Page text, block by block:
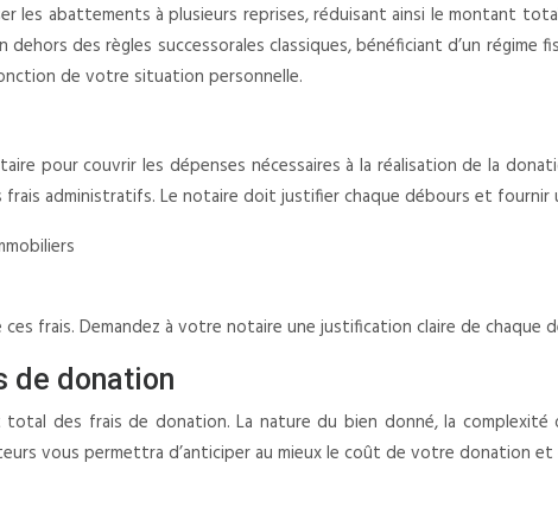
les abattements à plusieurs reprises, réduisant ainsi le montant
des règles successorales classiques, bénéficiant d’un
de votre situation personnelle.
pour couvrir les dépenses nécessaires à la réalisation de la
frais administratifs. Le notaire doit justifier chaque débours et
frais. Demandez à votre notaire une justification claire de chaque
de donation
des frais de donation. La nature du bien donné, la
vous permettra d’anticiper au mieux le coût de votre donation